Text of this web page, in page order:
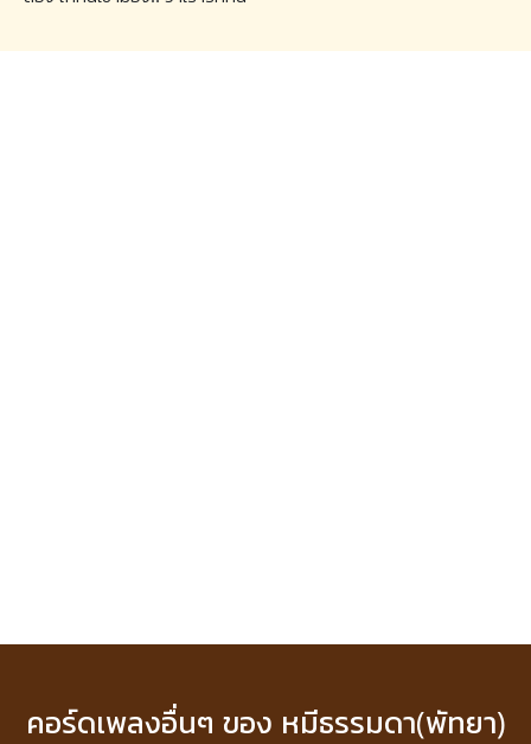
คอร์ดเพลงอื่นๆ ของ หมีธรรมดา(พัทยา)